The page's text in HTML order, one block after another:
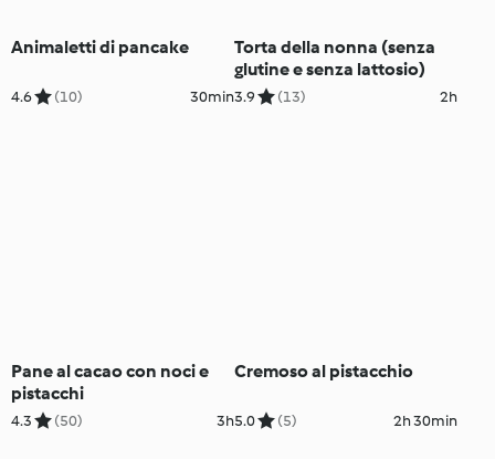
Animaletti di pancake
4.6 (10) 30min
Torta della nonna (senza
glutine e senza lattosio)
3.9 (13) 2h
Pane al cacao con noci e
pistacchi
4.3 (50) 3h
Cremoso al pistacchio
5.0 (5) 2h 30min